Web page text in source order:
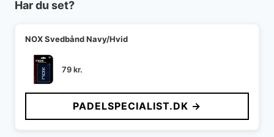
Har du set?
NOX Svedbånd Navy/Hvid
79kr.
PADELSPECIALIST.DK →